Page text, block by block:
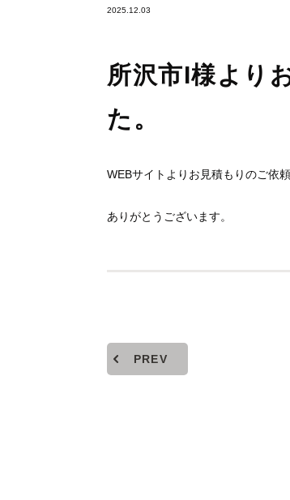
2025.12.03
所沢市I様より
た。
WEBサイトよりお見積もりのご依
ありがとうございます。
PREV